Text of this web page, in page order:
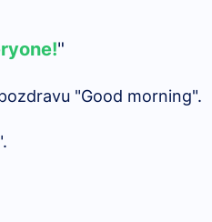
"
"Good morning".